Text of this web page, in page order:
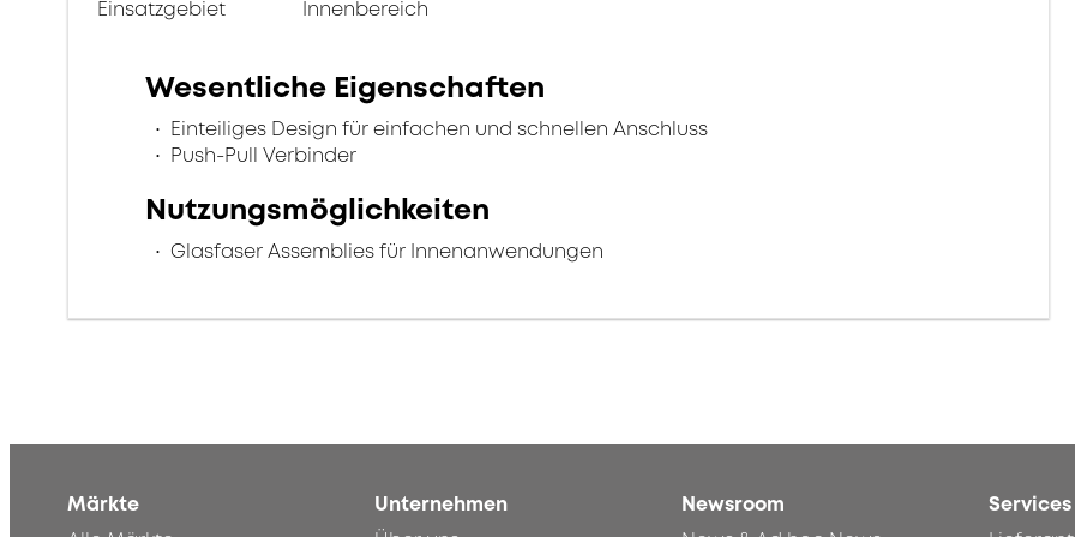
Einsatzgebiet Innenbereich
Wesentliche Eigenschaften
Einteiliges Design für einfachen und schnellen Anschluss
Push-Pull Verbinder
Nutzungsmöglichkeiten
Glasfaser Assemblies für Innenanwendungen
Märkte
Unternehmen
Newsroom
Services